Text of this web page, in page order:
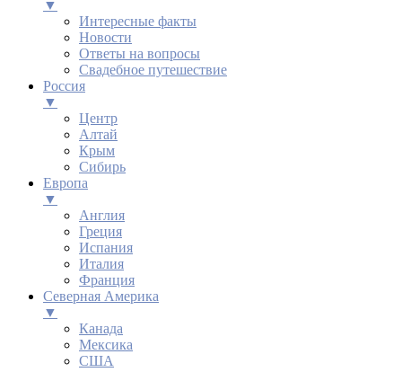
▼
Интересные факты
Новости
Ответы на вопросы
Свадебное путешествие
Россия
▼
Центр
Алтай
Крым
Сибирь
Европа
▼
Англия
Греция
Испания
Италия
Франция
Северная Америка
▼
Канада
Мексика
США